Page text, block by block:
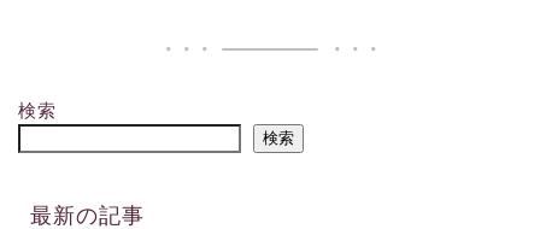
検索
検索
最新の記事